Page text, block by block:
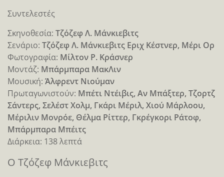
Συντελεστές
Σκηνοθεσία: Τζόζεφ Λ. Μάνκιεβιτς
Σενάριο: Τζόζεφ Λ. Μάνκιεβιτς Εριχ Κέστνερ, Μέρι Ορ
Φωτογραφία: Μίλτον Ρ. Κράσνερ
Μοντάζ: Μπάρμπαρα ΜακΛιν
Μουσική: Άλφρεντ Νιούμαν
Πρωταγωνιστούν: Μπέτι Ντέιβις, Αν Μπάξτερ, Τζορτζ
Σάντερς, Σελέστ Χολμ, Γκάρι Μέριλ, Χιού Μάρλοου,
Μέριλιν Μονρόε, Θέλμα Ρίττερ, Γκρέγκορι Ράτοφ,
Μπάρμπαρα Μπέιτς
Διάρκεια: 138 λεπτά
Ο Τζόζεφ Μάνκιεβιτς